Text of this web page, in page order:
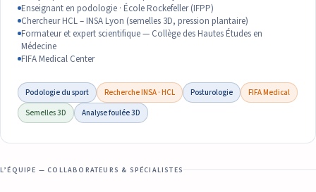
Enseignant en podologie · École Rockefeller (IFPP)
Chercheur HCL – INSA Lyon (semelles 3D, pression plantaire)
Formateur et expert scientifique — Collège des Hautes Études en
Médecine
FIFA Medical Center
Podologie du sport Recherche INSA · HCL Posturologie
FIFA Medical
Semelles 3D
Analyse foulée 3D
L’ÉQUIPE — COLLABORATEURS & SPÉCIALISTES